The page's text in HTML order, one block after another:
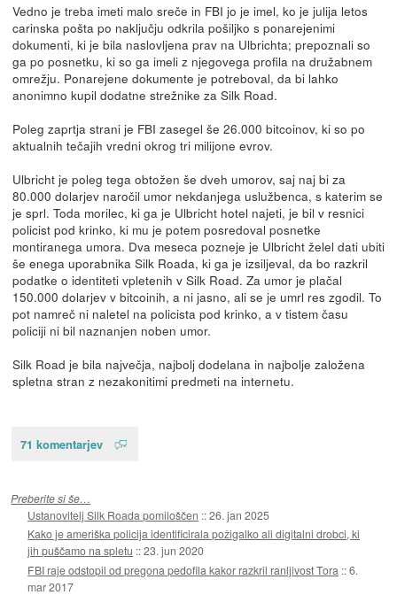
Vedno je treba imeti malo sreče in FBI jo je imel, ko je julija letos
carinska pošta po naključju odkrila pošiljko s ponarejenimi
dokumenti, ki je bila naslovljena prav na Ulbrichta; prepoznali so
ga po posnetku, ki so ga imeli z njegovega profila na družabnem
omrežju. Ponarejene dokumente je potreboval, da bi lahko
anonimno kupil dodatne strežnike za Silk Road.
Poleg zaprtja strani je FBI zasegel še 26.000 bitcoinov, ki so po
aktualnih tečajih vredni okrog tri milijone evrov.
Ulbricht je poleg tega obtožen še dveh umorov, saj naj bi za
80.000 dolarjev naročil umor nekdanjega uslužbenca, s katerim se
je sprl. Toda morilec, ki ga je Ulbricht hotel najeti, je bil v resnici
policist pod krinko, ki mu je potem posredoval posnetke
montiranega umora. Dva meseca pozneje je Ulbricht želel dati ubiti
še enega uporabnika Silk Roada, ki ga je izsiljeval, da bo razkril
podatke o identiteti vpletenih v Silk Road. Za umor je plačal
150.000 dolarjev v bitcoinih, a ni jasno, ali se je umrl res zgodil. To
pot namreč ni naletel na policista pod krinko, a v tistem času
policiji ni bil naznanjen noben umor.
Silk Road je bila največja, najbolj dodelana in najbolje založena
spletna stran z nezakonitimi predmeti na internetu.
71 komentarjev
Preberite si še…
Ustanovitelj Silk Roada pomiloščen ::26. jan 2025
Kako je ameriška policija identificirala požigalko ali digitalni drobci, ki
jih puščamo na spletu ::23. jun 2020
FBI raje odstopil od pregona pedofila kakor razkril ranljivost Tora ::6.
mar 2017